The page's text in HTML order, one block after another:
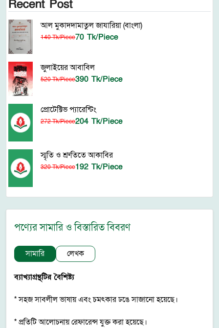
Recent Post
আল মুকাদদামাতুল জাযারিয়া (বাংলা)
140 Tk/Piece70 Tk/Piece
জুলাইয়ের আবাবিল
520 Tk/Piece390 Tk/Piece
প্রোটেক্টিভ প্যারেন্টিং
272 Tk/Piece204 Tk/Piece
স্মৃতি ও শ্রুতিতে আকাবির
320 Tk/Piece192 Tk/Piece
পণ্যের সামারি ও বিস্তারিত বিবরণ
সামারি লেখক
ব্যাখ্যাগ্রন্থটির বৈশিষ্ট্য
* সহজ সাবলীল ভাষায় এবং চমৎকার ঢঙে সাজানো হয়েছে।
* প্রতিটি আলোচনায় রেফারেন্স যুক্ত করা হয়েছে।